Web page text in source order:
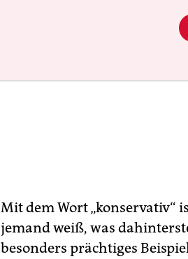
Mit dem Wort „konservativ“
jemand weiß, was
besonders prächtiges